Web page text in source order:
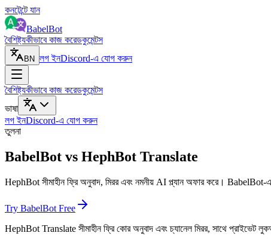
কনটেন্টে যান
BabelBot
বৈশিষ্ট্যকীভাবে কাজ করেডকুমেন্টস
BN লগ ইনDiscord-এ যোগ করুন
বৈশিষ্ট্যকীভাবে কাজ করেডকুমেন্টস
ভাষা
লগ ইনDiscord-এ যোগ করুন
তুলনা
BabelBot vs HephBot Translate
HephBot সীমাহীন ফ্রি অনুবাদ, মিরর এবং নমনীয় AI প্ল্যান অফার করে। BabelBot-
Try BabelBot Free
HephBot Translate সীমাহীন ফ্রি কোর অনুবাদ এবং চ্যানেল মিরর, সাথে প্রাইভেট